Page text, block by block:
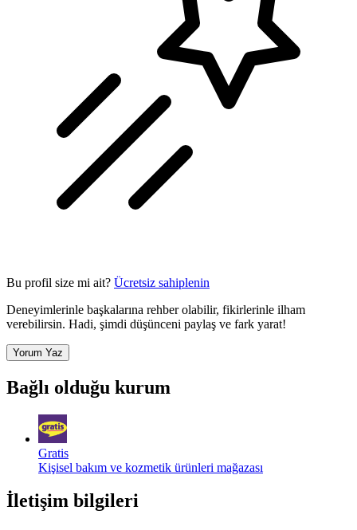
Bu profil size mi ait? Ücretsiz sahiplenin
Deneyimlerinle başkalarına rehber olabilir, fikirlerinle ilham
verebilirsin. Hadi, şimdi düşünceni paylaş ve fark yarat!
Yorum Yaz
Bağlı olduğu kurum
Gratis
Kişisel bakım ve kozmetik ürünleri mağazası
İletişim bilgileri